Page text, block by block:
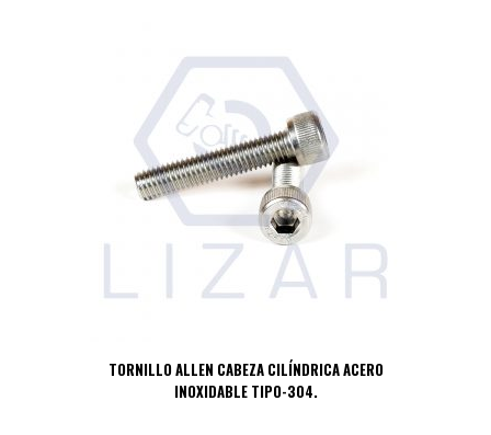
TORNILLO ALLEN CABEZA CILÍNDRICA ACERO
INOXIDABLE TIPO-304.